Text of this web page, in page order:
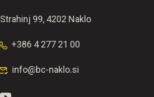
Strahinj 99, 4202 Naklo
+386 4 277 21 00
info@bc-naklo.si